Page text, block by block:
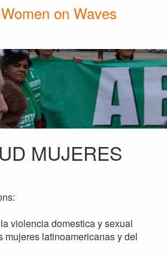
Women on Waves
MUJERES
violencia domestica y sexual
mujeres latinoamericanas y del